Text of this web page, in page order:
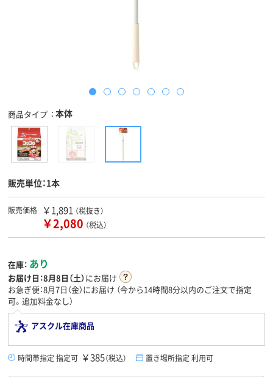
商品タイプ 本体
販売単位：1本
販売価格 ￥1,891 （税抜き）
￥2,080 （税込）
在庫： あり
お届け日：8月8日（土）にお届け
お急ぎ便：8月7日（金）にお届け （今から14時間8分以内のご注文で指定
可。追加料金なし）
アスクル在庫商品
時間帯指定 指定可 ￥385（税込） 置き場所指定 利用可